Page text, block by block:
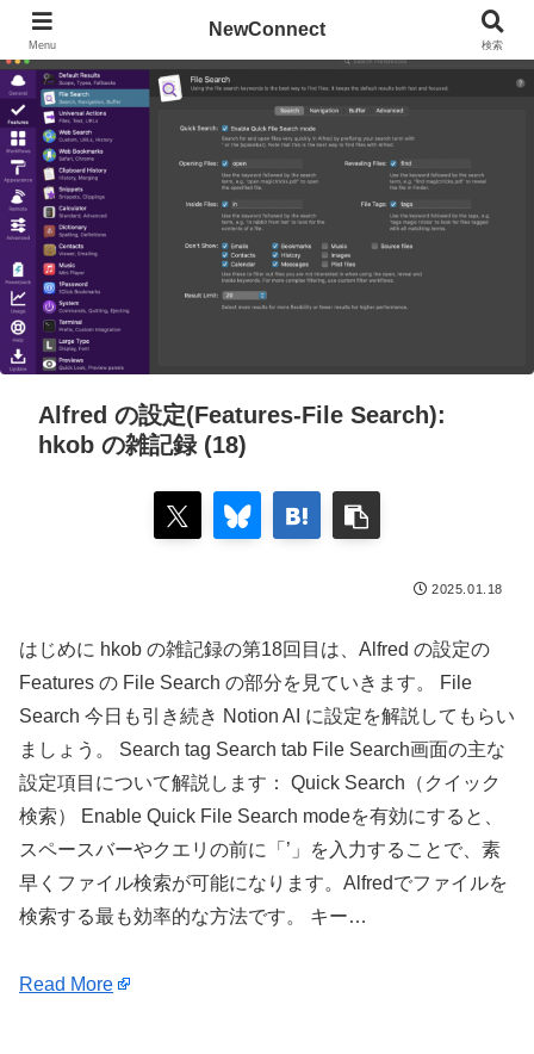
Alfred の設定(Features-File Search):
hkob の雑記録 (18)
2025.01.18
はじめに hkob の雑記録の第18回目は、Alfred の設定の
Features の File Search の部分を見ていきます。 File
Search 今日も引き続き Notion AI に設定を解説してもらい
ましょう。 Search tag Search tab File Search画面の主な
設定項目について解説します： Quick Search（クイック
検索） Enable Quick File Search modeを有効にすると、
スペースバーやクエリの前に「’」を入力することで、素
早くファイル検索が可能になります。Alfredでファイルを
検索する最も効率的な方法です。 キー…
Read More
Menu
NewConnect
検索